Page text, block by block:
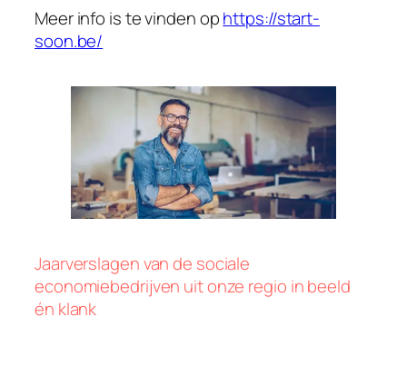
Meer info is te vinden ophttps://start-
soon.be/
Jaarverslagen van de sociale
economiebedrijven uit onze regio in beeld
én klank